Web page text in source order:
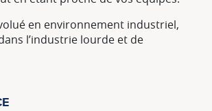
en environnement industriel,
l’industrie lourde et de